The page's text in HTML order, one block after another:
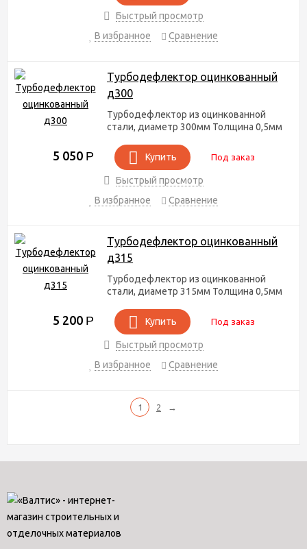
Быстрый просмотр
В избранное
Сравнение
Турбодефлектор оцинкованный
д300
Турбодефлектор из оцинкованной
стали, диаметр 300мм Толщина 0,5мм
5 050 Р Купить Под заказ
Быстрый просмотр
В избранное
Сравнение
Турбодефлектор оцинкованный
д315
Турбодефлектор из оцинкованной
стали, диаметр 315мм Толщина 0,5мм
5 200 Р Купить Под заказ
Быстрый просмотр
В избранное
Сравнение
1 2 →